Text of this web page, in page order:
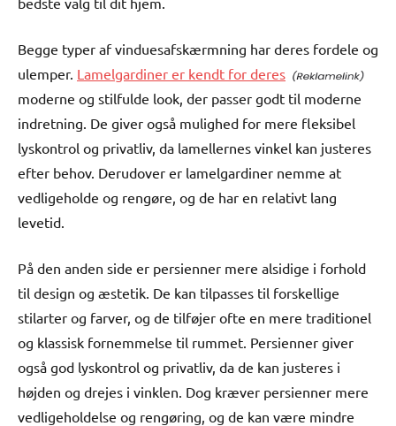
Begge typer af vinduesafskærmning har deres fordele og
ulemper. Lamelgardiner er kendt for deres
moderne og stilfulde look, der passer godt til moderne
indretning. De giver også mulighed for mere fleksibel
lyskontrol og privatliv, da lamellernes vinkel kan justeres
efter behov. Derudover er lamelgardiner nemme at
vedligeholde og rengøre, og de har en relativt lang
levetid.
På den anden side er persienner mere alsidige i forhold
til design og æstetik. De kan tilpasses til forskellige
stilarter og farver, og de tilføjer ofte en mere traditionel
og klassisk fornemmelse til rummet. Persienner giver
også god lyskontrol og privatliv, da de kan justeres i
højden og drejes i vinklen. Dog kræver persienner mere
vedligeholdelse og rengøring, og de kan være mindre